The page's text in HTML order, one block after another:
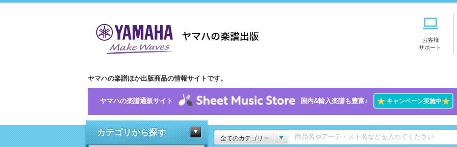
お客様
サポート
ヤマハの楽譜ほか出版商品の情報サイトです。
ヤマハの楽譜通販サイト 国内&輸入楽譜も豊富♪ ★キャンペーン実施中★
カテゴリから探す
全てのカテゴリー